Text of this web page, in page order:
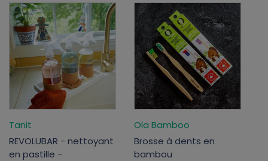
Tanit
REVOLUBAR - nettoyant
en pastille -
Ola Bamboo
Brosse à dents en
bambou